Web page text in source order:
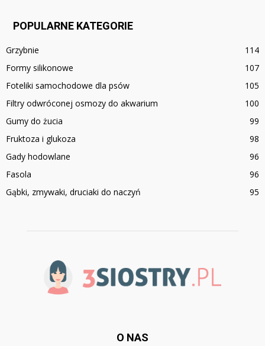
POPULARNE KATEGORIE
Grzybnie
114
Formy silikonowe
107
Foteliki samochodowe dla psów
105
Filtry odwróconej osmozy do akwarium
100
Gumy do żucia
99
Fruktoza i glukoza
98
Gady hodowlane
96
Fasola
96
Gąbki, zmywaki, druciaki do naczyń
95
O NAS